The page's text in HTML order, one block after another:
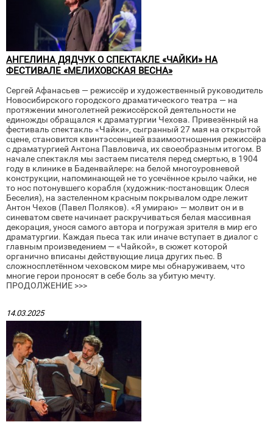
АНГЕЛИНА ДЯДЧУК О СПЕКТАКЛЕ «ЧАЙКИ» НА
ФЕСТИВАЛЕ «МЕЛИХОВСКАЯ ВЕСНА»
Сергей Афанасьев — режиссёр и художественный руководитель
Новосибирского городского драматического театра — на
протяжении многолетней режиссёрской деятельности не
единожды обращался к драматургии Чехова. Привезённый на
фестиваль спектакль «Чайки», сыгранный 27 мая на открытой
сцене, становится квинтэссенцией взаимоотношения режиссёра
с драматургией Антона Павловича, их своеобразным итогом. В
начале спектакля мы застаем писателя перед смертью, в 1904
году в клинике в Баденвайлере: на белой многоуровневой
конструкции, напоминающей не то усечённое крыло чайки, не
то нос потонувшего корабля (художник-постановщик Олеся
Беселия), на застеленном красным покрывалом одре лежит
Антон Чехов (Павел Поляков). «Я умираю» — молвит он и в
синеватом свете начинает раскручиваться белая массивная
декорация, унося самого автора и погружая зрителя в мир его
драматургии. Каждая пьеса так или иначе вступает в диалог с
главным произведением — «Чайкой», в сюжет которой
органично вписаны действующие лица других пьес. В
сложносплетённом чеховском мире мы обнаруживаем, что
многие герои проносят в себе боль за убитую мечту.
ПРОДОЛЖЕНИЕ >>>
14.03.2025